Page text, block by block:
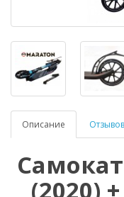
Описание
(2020)